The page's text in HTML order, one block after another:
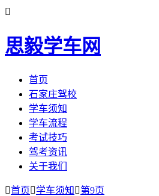

思毅学车网
首页
石家庄驾校
学车须知
学车流程
考试技巧
驾考资讯
关于我们
首页学车须知 第9页